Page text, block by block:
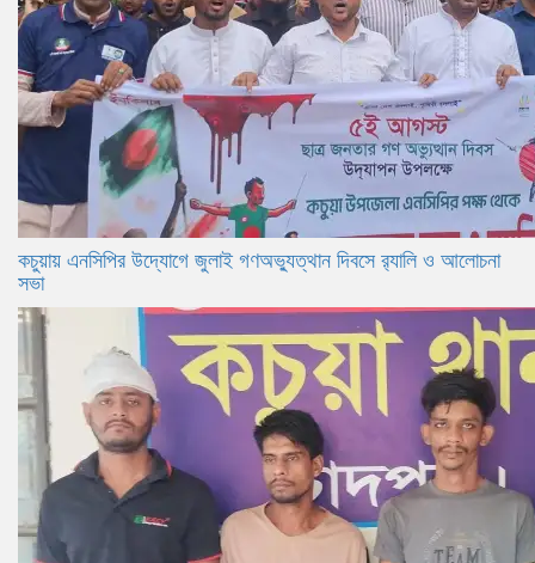
কচুয়ায় এনসিপির উদ্যোগে জুলাই গণঅভ্যুত্থান দিবসে র‌্যালি ও আলোচনা
সভা